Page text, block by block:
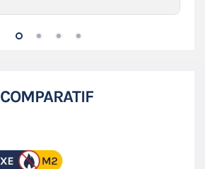
COMPARATIF